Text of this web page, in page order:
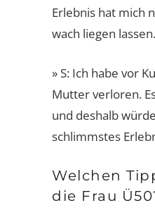
Erlebnis hat mich
wach liegen lassen.
» S: Ich habe vor
Mutter verloren.
und deshalb
schlimmstes
Welchen
die Frau